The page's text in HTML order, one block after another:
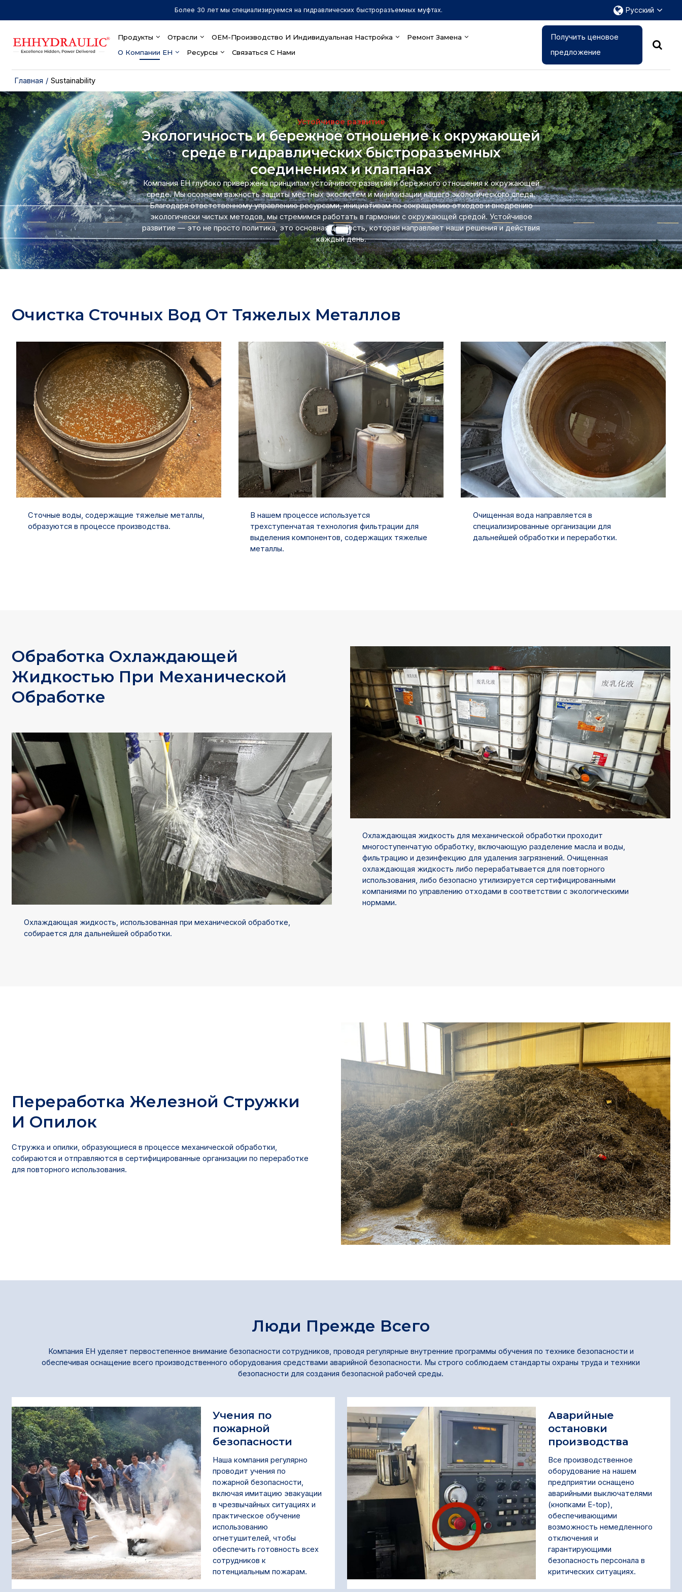
Более 30 лет мы специализируемся на гидравлических быстроразъемных муфтах. Русский
Продукты Отрасли OEM-Производство И Индивидуальная Настройка
Ремонт Замена
О Компании EH
Ресурсы Связаться С Нами
Получить ценовое
предложение
Главная / Sustainability
Устойчивое развитие
Экологичность и бережное отношение к окружающей
среде в гидравлических быстроразъемных
соединениях и клапанах
Компания EH глубоко привержена принципам устойчивого развития и бережного отношения к окружающей
среде. Мы осознаем важность защиты местных экосистем и минимизации нашего экологического следа.
Благодаря ответственному управлению ресурсами, инициативам по сокращению отходов и внедрению
экологически чистых методов, мы стремимся работать в гармонии с окружающей средой. Устойчивое
развитие — это не просто политика, это основная ценность, которая направляет наши решения и действия
каждый день.
Очистка Сточных Вод От Тяжелых Металлов
Сточные воды, содержащие тяжелые металлы,
образуются в процессе производства.
В нашем процессе используется
трехступенчатая технология фильтрации для
выделения компонентов, содержащих тяжелые
металлы.
Очищенная вода направляется в
специализированные организации для
дальнейшей обработки и переработки.
Обработка Охлаждающей
Жидкостью При Механической
Обработке
Охлаждающая жидкость, использованная при механической обработке,
собирается для дальнейшей обработки.
Охлаждающая жидкость для механической обработки проходит
многоступенчатую обработку, включающую разделение масла и воды,
фильтрацию и дезинфекцию для удаления загрязнений. Очищенная
охлаждающая жидкость либо перерабатывается для повторного
использования, либо безопасно утилизируется сертифицированными
компаниями по управлению отходами в соответствии с экологическими
нормами.
Переработка Железной Стружки
И Опилок
Стружка и опилки, образующиеся в процессе механической обработки,
собираются и отправляются в сертифицированные организации по переработке
для повторного использования.
Люди Прежде Всего
Компания EH уделяет первостепенное внимание безопасности сотрудников, проводя регулярные внутренние программы обучения по технике безопасности и
обеспечивая оснащение всего производственного оборудования средствами аварийной безопасности. Мы строго соблюдаем стандарты охраны труда и техники
безопасности для создания безопасной рабочей среды.
Учения по
пожарной
безопасности
Наша компания регулярно
проводит учения по
пожарной безопасности,
включая имитацию эвакуации
в чрезвычайных ситуациях и
практическое обучение
использованию
огнетушителей, чтобы
обеспечить готовность всех
сотрудников к
потенциальным пожарам.
Аварийные
остановки
производства
Все производственное
оборудование на нашем
предприятии оснащено
аварийными выключателями
(кнопками E-top),
обеспечивающими
возможность немедленного
отключения и
гарантирующими
безопасность персонала в
критических ситуациях.